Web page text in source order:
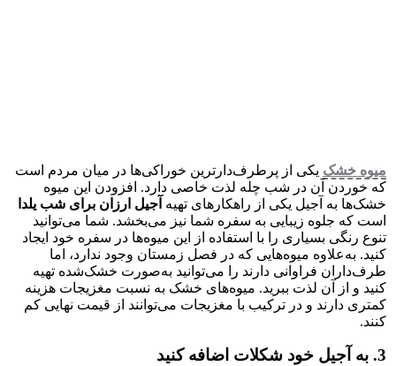
میوه خشک یکی از پرطرف‌دارترین خوراکی‌ها در میان مردم است
که خوردن آن در شب چله لذت خاصی دارد. افزودن این میوه‌
خشک‌ها به آجیل یکی‌ از راهکارهای تهیه آجیل ارزان برای شب یلدا
است که جلوه زیبایی به سفره شما نیز می‌بخشد. شما می‌توانید
تنوع رنگی بسیاری را با استفاده از این میوه‌ها در سفره خود ایجاد
کنید. به‌علاوه میوه‌هایی که در فصل زمستان وجود ندارد، اما
طرف‌داران فراوانی دارند را می‌توانید به‌صورت خشک‌شده تهیه
کنید و از آن لذت ببرید. میوه‌های خشک به نسبت مغزیجات هزینه
کمتری دارند و در ترکیب با مغزیجات می‌توانند از قیمت نهایی کم
کنند.
3. به آجیل خود شکلات اضافه کنید